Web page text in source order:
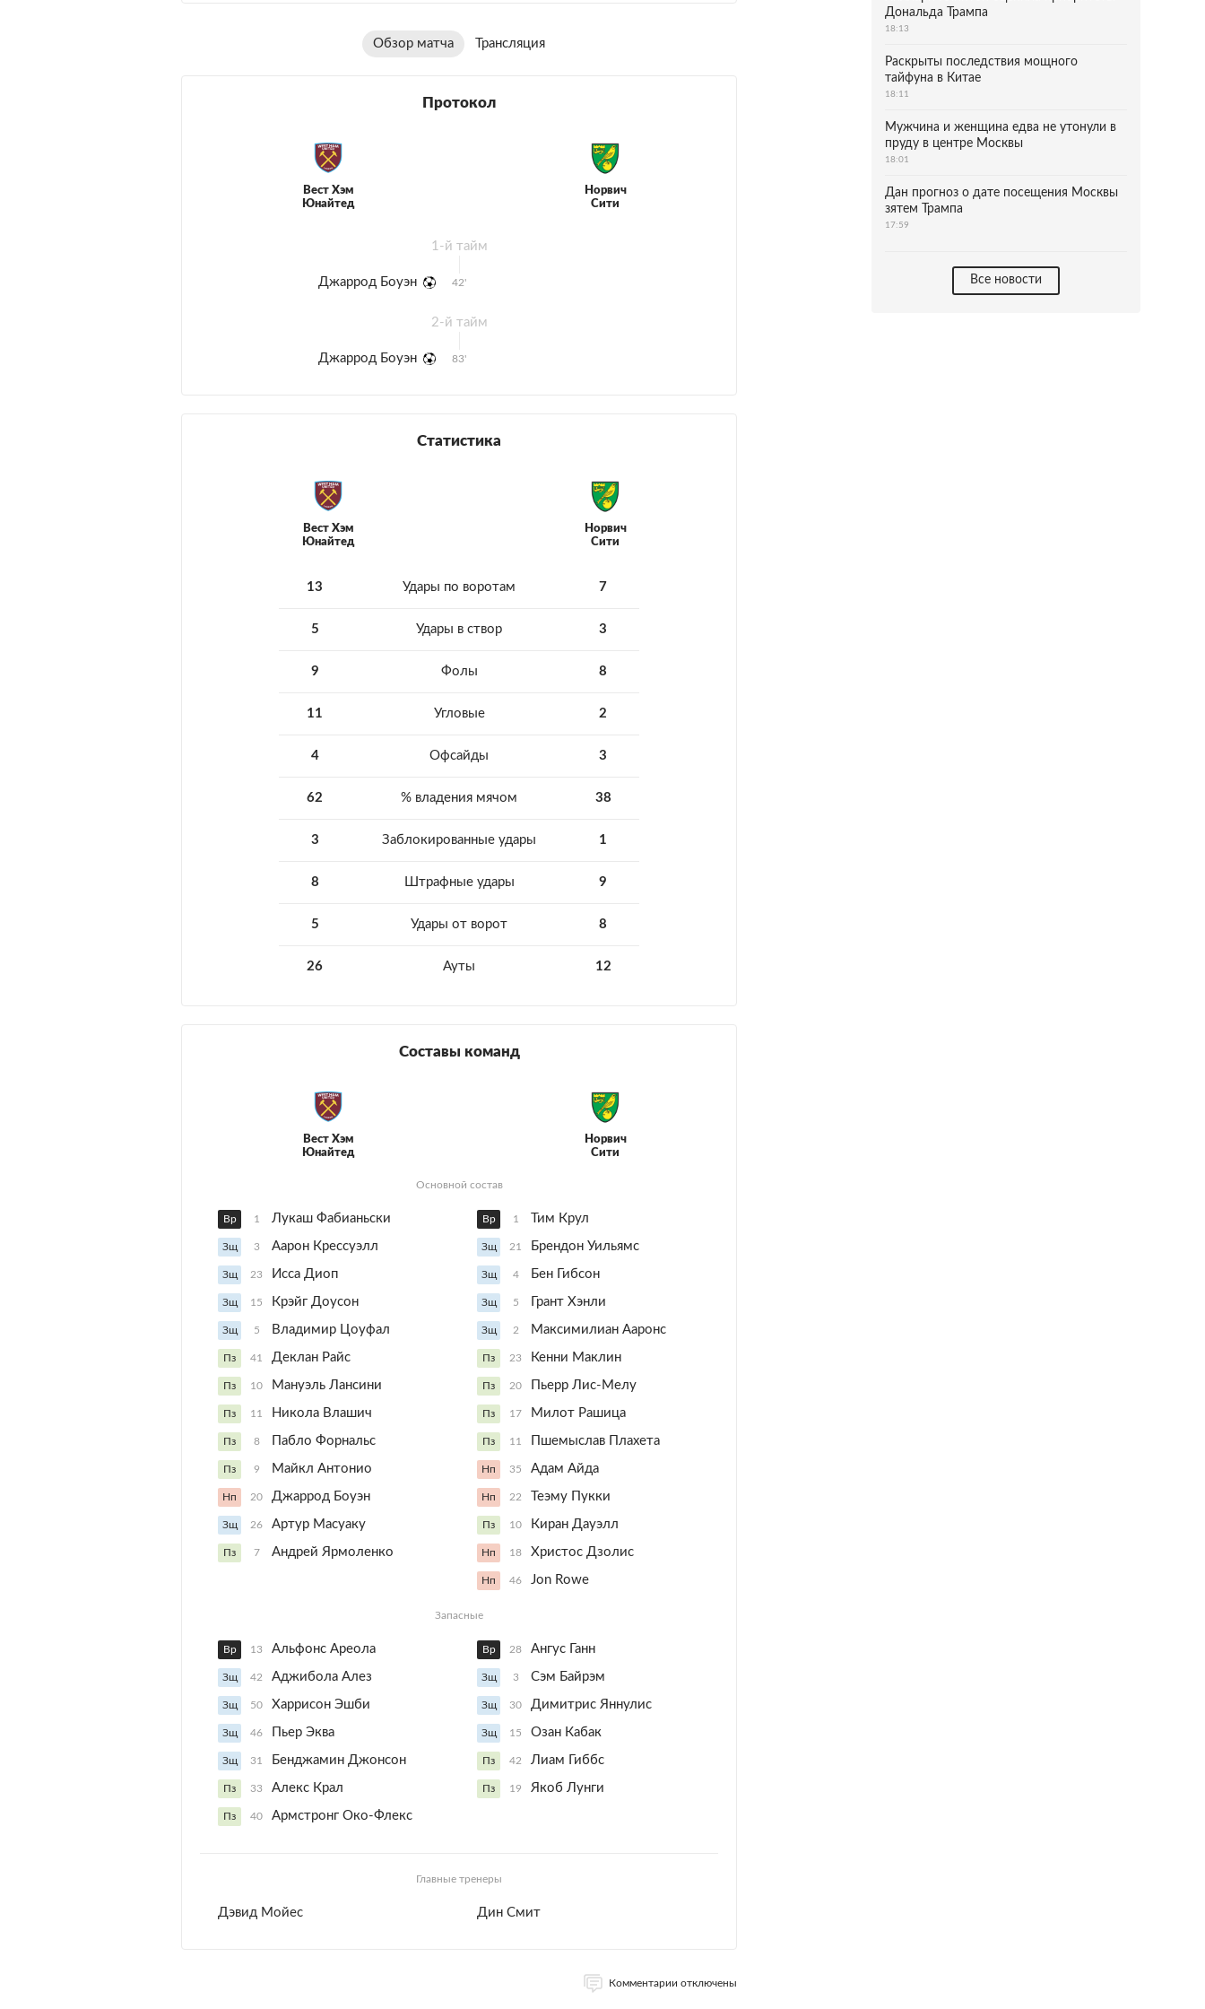
Обзор матча Трансляция
Протокол
Вест Хэм
Юнайтед
Норвич
Сити
1-й тайм
Джаррод Боуэн 42'
2-й тайм
Джаррод Боуэн 83'
Статистика
Вест Хэм
Юнайтед
Норвич
Сити
13 Удары по воротам 7
5 Удары в створ 3
9 Фолы 8
11 Угловые 2
4 Офсайды 3
62 % владения мячом 38
3 Заблокированные удары 1
8 Штрафные удары 9
5 Удары от ворот 8
26 Ауты 12
Составы команд
Вест Хэм
Юнайтед
Норвич
Сити
Основной состав
Вр 1 Лукаш Фабианьски
Зщ 3 Аарон Крессуэлл
Зщ 23 Исса Диоп
Зщ 15 Крэйг Доусон
Зщ 5 Владимир Цоуфал
Пз 41 Деклан Райс
Пз 10 Мануэль Лансини
Пз 11 Никола Влашич
Пз 8 Пабло Форнальс
Пз 9 Майкл Антонио
Нп 20 Джаррод Боуэн
Зщ 26 Артур Масуаку
Пз 7 Андрей Ярмоленко
Вр 1 Тим Крул
Зщ 21 Брендон Уильямс
Зщ 4 Бен Гибсон
Зщ 5 Грант Хэнли
Зщ 2 Максимилиан Ааронс
Пз 23 Кенни Маклин
Пз 20 Пьерр Лис-Мелу
Пз 17 Милот Рашица
Пз 11 Пшемыслав Плахета
Нп 35 Адам Айда
Нп 22 Теэму Пукки
Пз 10 Киран Дауэлл
Нп 18 Христос Дзолис
Нп 46 Jon Rowe
Запасные
Вр 13 Альфонс Ареола
Зщ 42 Аджибола Алез
Зщ 50 Харрисон Эшби
Зщ 46 Пьер Эква
Зщ 31 Бенджамин Джонсон
Пз 33 Алекс Крал
Пз 40 Армстронг Око-Флекс
Вр 28 Ангус Ганн
Зщ 3 Сэм Байрэм
Зщ 30 Димитрис Яннулис
Зщ 15 Озан Кабак
Пз 42 Лиам Гиббс
Пз 19 Якоб Лунги
Главные тренеры
Дэвид Мойес Дин Смит
Комментарии отключены
Дональда Трампа
18:13
Раскрыты последствия мощного
тайфуна в Китае
18:11
Мужчина и женщина едва не утонули в
пруду в центре Москвы
18:01
Дан прогноз о дате посещения Москвы
зятем Трампа
17:59
Все новости